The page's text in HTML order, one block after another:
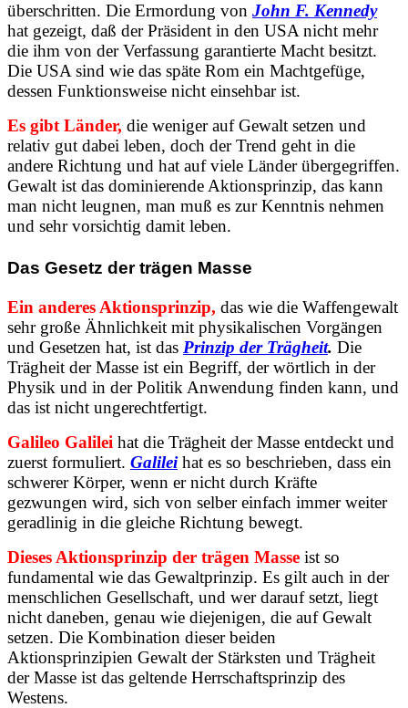
überschritten. Die Ermordung von John F. Kennedy
hat gezeigt, daß der Präsident in den USA nicht mehr
die ihm von der Verfassung garantierte Macht besitzt.
Die USA sind wie das späte Rom ein Machtgefüge,
dessen Funktionsweise nicht einsehbar ist.
Es gibt Länder, die weniger auf Gewalt setzen und
relativ gut dabei leben, doch der Trend geht in die
andere Richtung und hat auf viele Länder übergegriffen.
Gewalt ist das dominierende Aktionsprinzip, das kann
man nicht leugnen, man muß es zur Kenntnis nehmen
und sehr vorsichtig damit leben.
Das Gesetz der trägen Masse
Ein anderes Aktionsprinzip, das wie die Waffengewalt
sehr große Ähnlichkeit mit physikalischen Vorgängen
und Gesetzen hat, ist das Prinzip der Trägheit. Die
Trägheit der Masse ist ein Begriff, der wörtlich in der
Physik und in der Politik Anwendung finden kann, und
das ist nicht ungerechtfertigt.
Galileo Galilei hat die Trägheit der Masse entdeckt und
zuerst formuliert. Galilei hat es so beschrieben, dass ein
schwerer Körper, wenn er nicht durch Kräfte
gezwungen wird, sich von selber einfach immer weiter
geradlinig in die gleiche Richtung bewegt.
Dieses Aktionsprinzip der trägen Masse ist so
fundamental wie das Gewaltprinzip. Es gilt auch in der
menschlichen Gesellschaft, und wer darauf setzt, liegt
nicht daneben, genau wie diejenigen, die auf Gewalt
setzen. Die Kombination dieser beiden
Aktionsprinzipien Gewalt der Stärksten und Trägheit
der Masse ist das geltende Herrschaftsprinzip des
Westens.